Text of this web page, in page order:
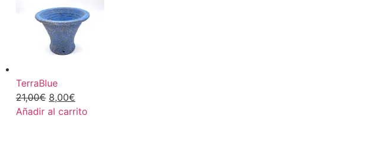
TerraBlue
21,00€ 8,00€
Añadir al carrito